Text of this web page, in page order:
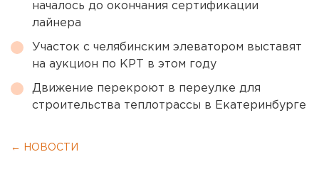
началось до окончания сертификации
лайнера
Участок с челябинским элеватором выставят
на аукцион по КРТ в этом году
Движение перекроют в переулке для
строительства теплотрассы в Екатеринбурге
← НОВОСТИ